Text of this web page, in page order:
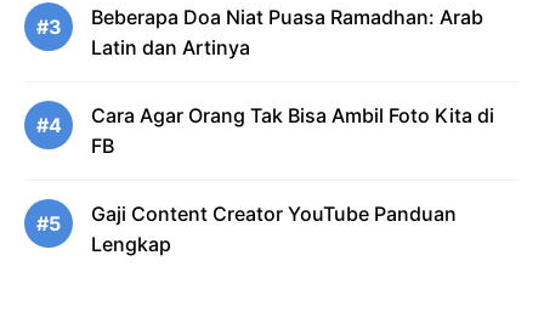
#3
Beberapa Doa Niat Puasa Ramadhan: Arab
Latin dan Artinya
#4
Cara Agar Orang Tak Bisa Ambil Foto Kita di
FB
#5
Gaji Content Creator YouTube Panduan
Lengkap